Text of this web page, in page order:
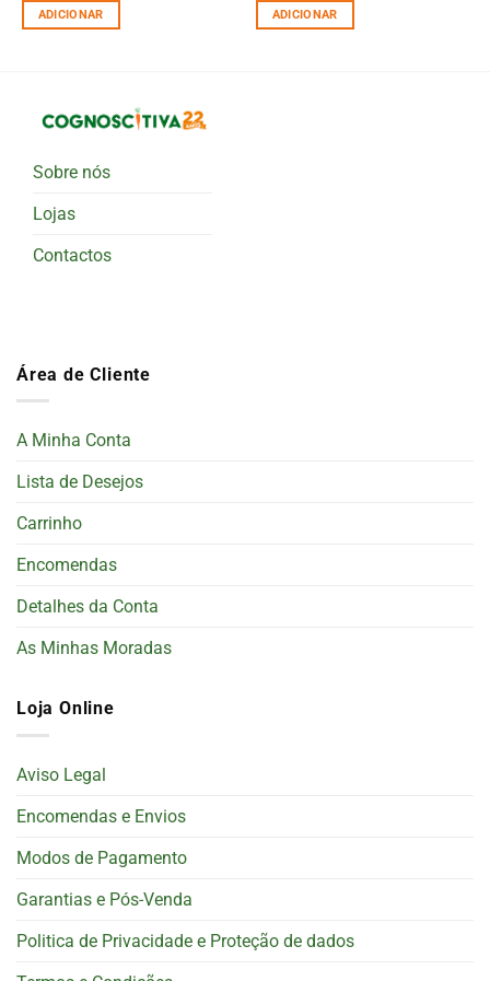
ADICIONAR ADICIONAR
Sobre nós
Lojas
Contactos
Área de Cliente
A Minha Conta
Lista de Desejos
Carrinho
Encomendas
Detalhes da Conta
As Minhas Moradas
Loja Online
Aviso Legal
Encomendas e Envios
Modos de Pagamento
Garantias e Pós-Venda
Politica de Privacidade e Proteção de dados